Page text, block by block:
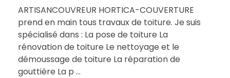
ARTISANCOUVREUR HORTICA-COUVERTURE
prend en main tous travaux de toiture. Je suis
spécialisé dans : La pose de toiture La
rénovation de toiture Le nettoyage et le
démoussage de toiture La réparation de
gouttière La p ...